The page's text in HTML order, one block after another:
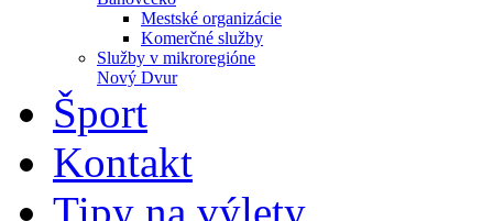
Mestské organizácie
Komerčné služby
Služby v mikroregióne
Nový Dvur
Šport
Kontakt
Tipy na výlety